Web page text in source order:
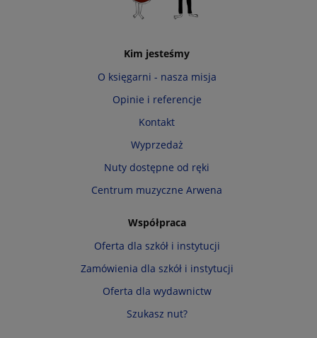
Kim jesteśmy
O księgarni - nasza misja
Opinie i referencje
Kontakt
Wyprzedaż
Nuty dostępne od ręki
Centrum muzyczne Arwena
Współpraca
Oferta dla szkół i instytucji
Zamówienia dla szkół i instytucji
Oferta dla wydawnictw
Szukasz nut?